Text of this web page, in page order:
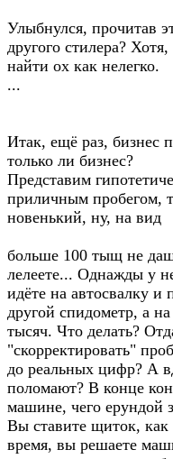
Улыбнулся, прочитав
другого стилера?
найти ох как нелегко.
...
Итак, ещё раз, бизнес
только ли бизнес?
Представим
приличным пробегом,
новенький, ну, на вид
больше 100 тыщ не
лелеете... Однажды у
идёте на автосвалку и
другой спидометр, а
тысяч. Что делать?
"скорректировать"
до реальных цифр? А
поломают? В конце
машине, чего ерундой
Вы ставите щиток, как
время, вы решаете